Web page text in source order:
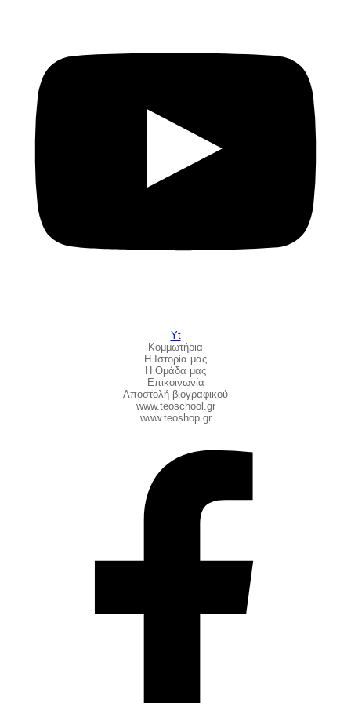
Yt
Κομμωτήρια
Η Ιστορία μας
Η Ομάδα μας
Επικοινωνία
Αποστολή βιογραφικού
www.teoschool.gr
www.teoshop.gr